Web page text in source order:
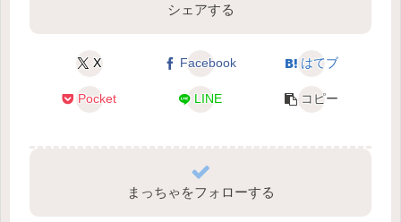
シェアする
X Facebook はてブ
Pocket LINE コピー
まっちゃをフォローする